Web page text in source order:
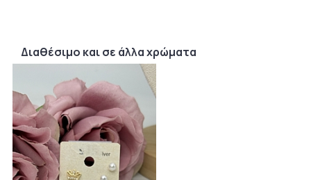
Διαθέσιμο και σε άλλα χρώματα